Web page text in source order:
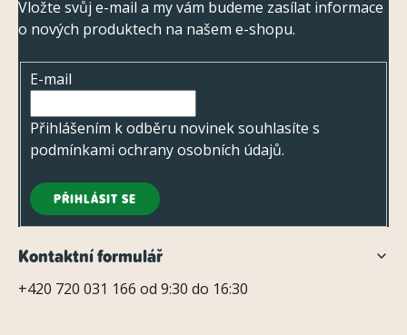
Vložte svůj e-mail a my vám budeme zasílat informace
o nových produktech na našem e-shopu.
E-mail
Přihlášením k odběru novinek souhlasíte s
podmínkami ochrany osobních údajů.
PŘIHLÁSIT SE
Kontaktní formulář
+420 720 031 166 od 9:30 do 16:30